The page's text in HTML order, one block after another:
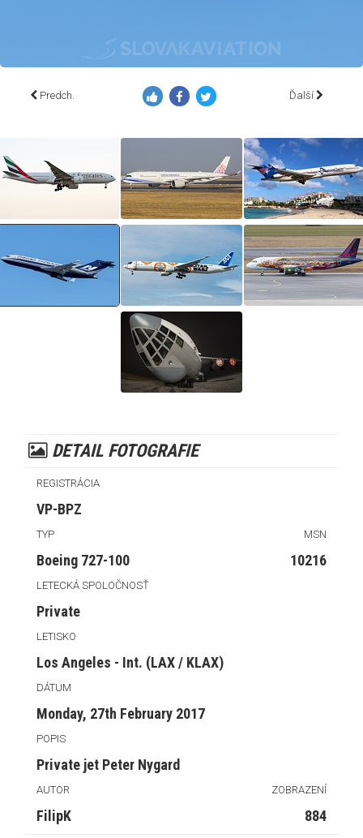
Predch. Ďalší
DETAIL FOTOGRAFIE
REGISTRÁCIA
VP-BPZ
TYP MSN
Boeing 727-100 10216
LETECKÁ SPOLOČNOSŤ
Private
LETISKO
Los Angeles - Int. (LAX / KLAX)
DÁTUM
Monday, 27th February 2017
POPIS
Private jet Peter Nygard
AUTOR ZOBRAZENÍ
FilipK 884